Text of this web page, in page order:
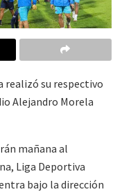
realizó su respectivo
Alejandro Morela
mañana al
Liga Deportiva
bajo la dirección